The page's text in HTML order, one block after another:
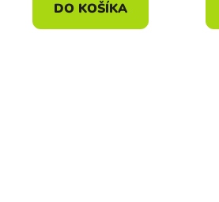
DO KOŠÍKA